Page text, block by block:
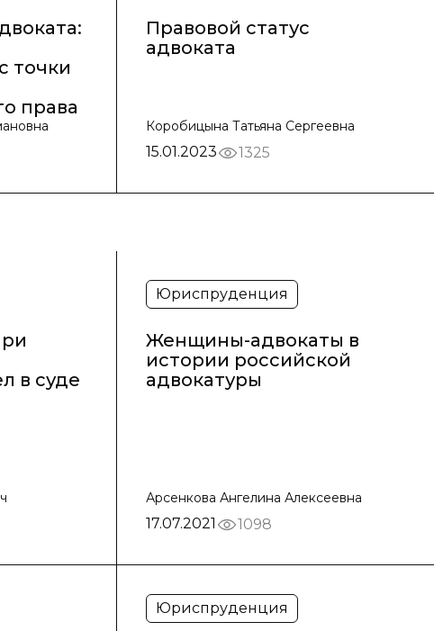
точки
права
Правовой статус
адвоката
Коробицына Татьяна Сергеевна
15.01.2023 1325
в суде
Юриспруденция
Женщины-адвокаты в
истории российской
адвокатуры
Арсенкова Ангелина Алексеевна
17.07.2021 1098
Юриспруденция